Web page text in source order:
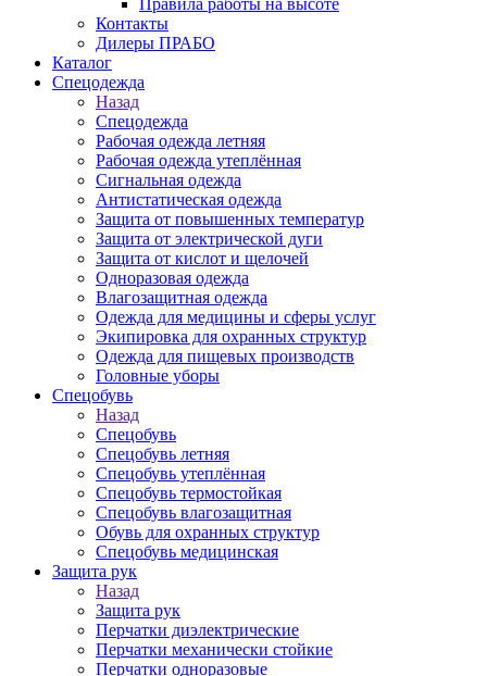
Правила работы на высоте
Контакты
Дилеры ПРАБО
Каталог
Спецодежда
Назад
Спецодежда
Рабочая одежда летняя
Рабочая одежда утеплённая
Сигнальная одежда
Антистатическая одежда
Защита от повышенных температур
Защита от электрической дуги
Защита от кислот и щелочей
Одноразовая одежда
Влагозащитная одежда
Одежда для медицины и сферы услуг
Экипировка для охранных структур
Одежда для пищевых производств
Головные уборы
Спецобувь
Назад
Спецобувь
Спецобувь летняя
Спецобувь утеплённая
Спецобувь термостойкая
Спецобувь влагозащитная
Обувь для охранных структур
Спецобувь медицинская
Защита рук
Назад
Защита рук
Перчатки диэлектрические
Перчатки механически стойкие
Перчатки одноразовые